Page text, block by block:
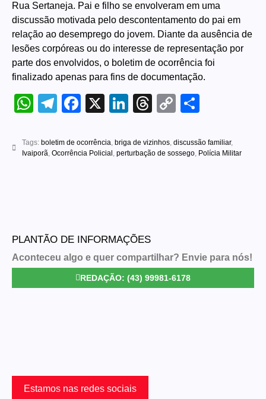
Rua Sertaneja. Pai e filho se envolveram em uma
discussão motivada pelo descontentamento do pai em
relação ao desemprego do jovem. Diante da ausência de
lesões corpóreas ou do interesse de representação por
parte dos envolvidos, o boletim de ocorrência foi
finalizado apenas para fins de documentação.
WhatsApp
Telegram
Facebook
X LinkedIn
Threads
Copy
Tags: boletim de ocorrência, briga de vizinhos, discussão familiar,
Ivaiporã, Ocorrência Policial , perturbação de sossego, Polícia Militar
PLANTÃO DE INFORMAÇÕES
Aconteceu algo e quer compartilhar? Envie para nós!
REDAÇÃO: (43) 99981-6178
Estamos nas redes sociais